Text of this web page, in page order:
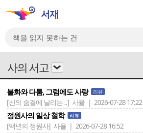
사의 서고
불화와 다툼, 그럼에도 사랑 리뷰
[신의 숨결에 날리는 ..] 사율 | 2026-07-28 17:22
정원사의 일상 철학 리뷰
[백년의 정원사] 사율 | 2026-07-28 16:52